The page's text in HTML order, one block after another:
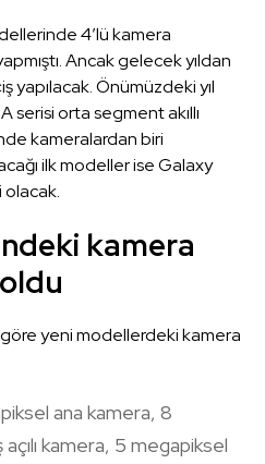
4’lü kamera
Ancak gelecek yıldan
Önümüzdeki yıl
serisi orta segment akıllı
kameralardan biri
ilk modeller ise Galaxy
kamera
yeni modellerdeki kamera
ana kamera, 8
kamera, 5 megapiksel